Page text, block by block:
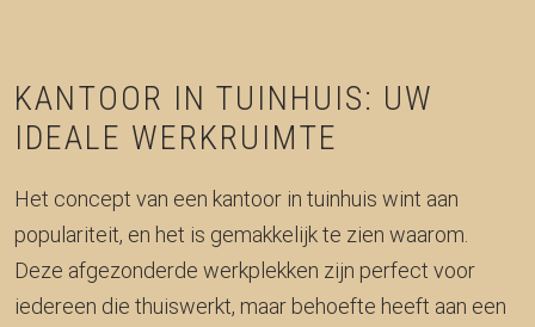
KANTOOR IN TUINHUIS: UW
IDEALE WERKRUIMTE
Het concept van een kantoor in tuinhuis wint aan
populariteit, en het is gemakkelijk te zien waarom.
Deze afgezonderde werkplekken zijn perfect voor
iedereen die thuiswerkt, maar behoefte heeft aan een